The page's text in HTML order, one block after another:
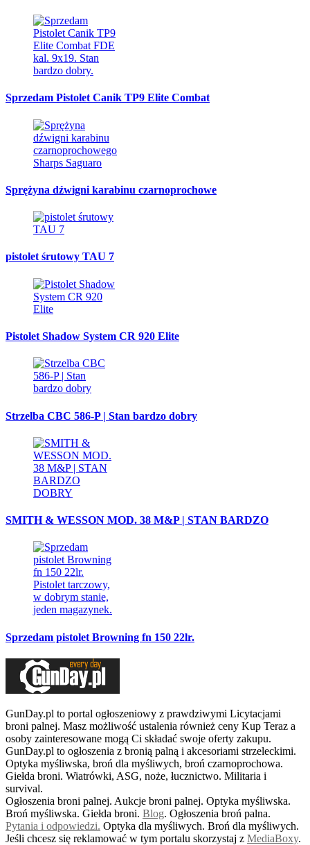
Sprzedam Pistolet Canik TP9 Elite Combat
Sprężyna dźwigni karabinu czarnoprochowe
pistolet śrutowy TAU 7
Pistolet Shadow System CR 920 Elite
Strzelba CBC 586-P | Stan bardzo dobry
SMITH & WESSON MOD. 38 M&P | STAN BARDZO
Sprzedam pistolet Browning fn 150 22lr.
GunDay.pl to portal ogłoszeniowy z prawdziwymi Licytacjami
broni palnej. Masz możliwość ustalenia również ceny Kup Teraz a
osoby zainteresowane mogą Ci składać swoje oferty zakupu.
GunDay.pl to ogłoszenia z bronią palną i akcesoriami strzeleckimi.
Optyka myśliwska, broń dla myśliwych, broń czarnoprochowa.
Giełda broni. Wiatrówki, ASG, noże, łucznictwo. Militaria i
survival.
Ogłoszenia broni palnej. Aukcje broni palnej. Optyka myśliwska.
Broń myśliwska. Giełda broni. Blog. Ogłoszenia broń palna.
Pytania i odpowiedzi. Optyka dla myśliwych. Broń dla myśliwych.
Jeśli chcesz się reklamować w tym portalu skorzystaj z MediaBoxy.